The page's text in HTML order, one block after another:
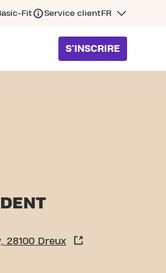
Fit Service client FR
S'INSCRIRE
28100 Dreux